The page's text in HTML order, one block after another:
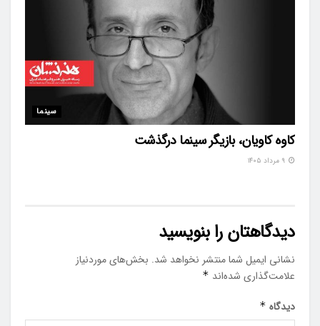
سینما
کاوه کاویان، بازیگر سینما درگذشت
دیدگاهتان را بنویسید
نشانی ایمیل شما منتشر نخواهد شد. بخش‌های موردنیاز
علامت‌گذاری شده‌اند *
دیدگاه *